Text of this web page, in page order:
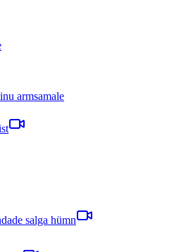
armsamale
salga hümn